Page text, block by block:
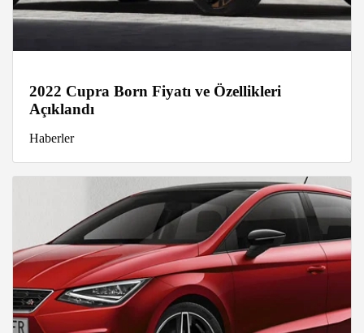
2022 Cupra Born Fiyatı ve Özellikleri
Açıklandı
Haberler